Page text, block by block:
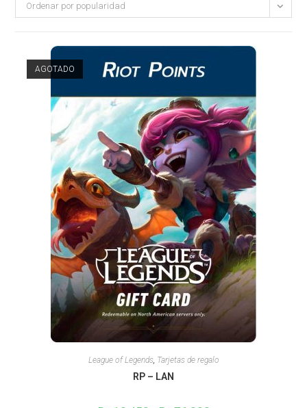
Ordenar por popularidad
AGOTADO
League of Legends, Tarjetas de regalo
RP – LAN